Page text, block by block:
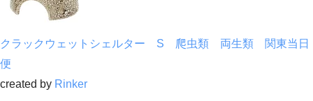
クラックウェットシェルター S 爬虫類 両生類 関東当日
便
created by Rinker